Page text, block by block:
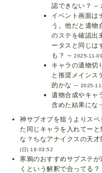
認できない？ --
イベント画面は
う。他だと遺物
のステを確認出
ータスと同じは
も？ --2025-11-
キャラの遺物切
と推奨メインス
的かな -- 2025-
遺物合成やキャ
含めた結果にな
神サブオプを狙うよりス
た同じキャラを入れてー
な？ちなアナイクスの天
(日) 19:03:52
寒鴉のおすすめサブステ
くという解釈で合ってる